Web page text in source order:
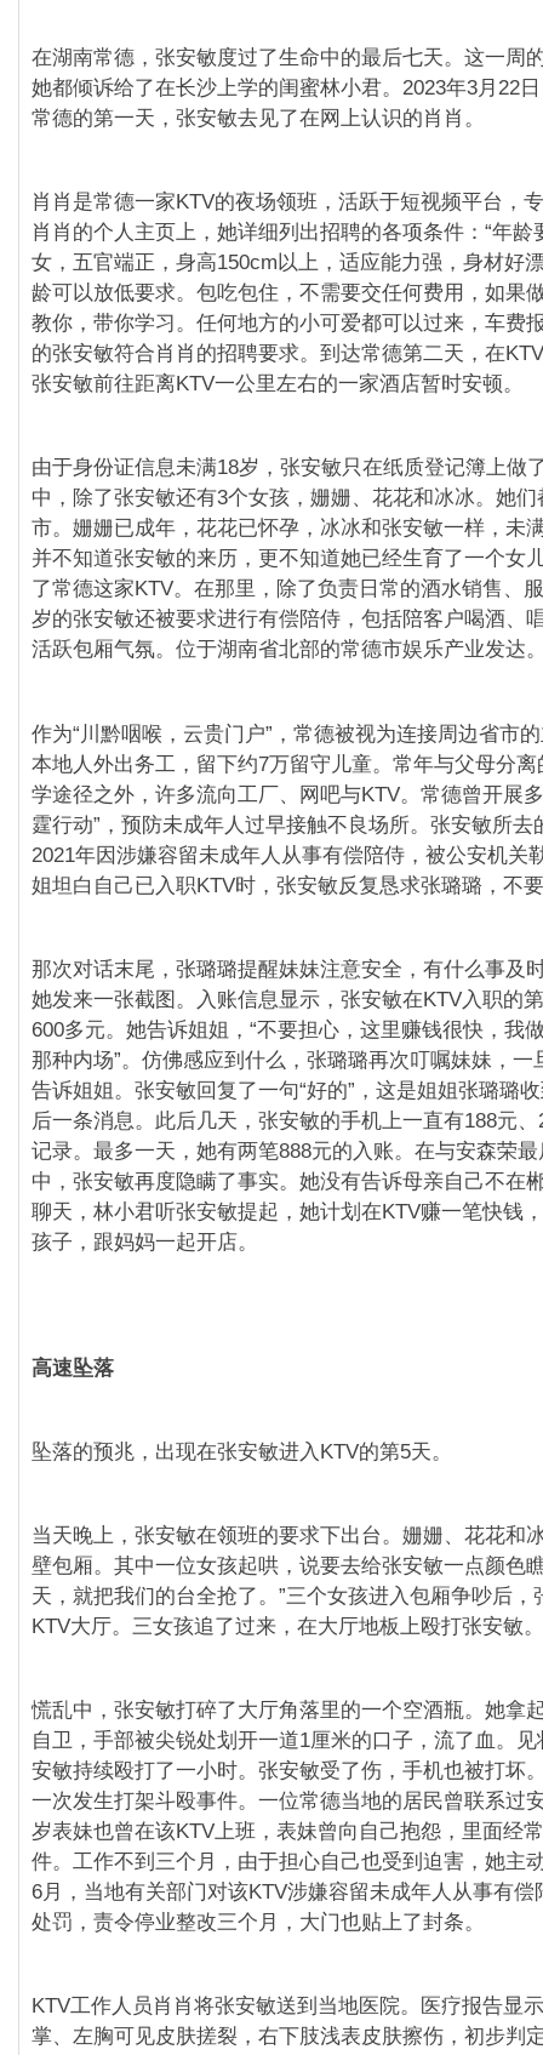
在湖南常德，张安敏度过了生命中的最后七天。这一周
她都倾诉给了在长沙上学的闺蜜林小君。2023年3月22
常德的第一天，张安敏去见了在网上认识的肖肖。
肖肖是常德一家KTV的夜场领班，活跃于短视频平台，
肖肖的个人主页上，她详细列出招聘的各项条件：“年龄
女，五官端正，身高150cm以上，适应能力强，身材好
龄可以放低要求。包吃包住，不需要交任何费用，如果
教你，带你学习。任何地方的小可爱都可以过来，车费
的张安敏符合肖肖的招聘要求。到达常德第二天，在
张安敏前往距离KTV一公里左右的一家酒店暂时安顿。
由于身份证信息未满18岁，张安敏只在纸质登记簿上做
中，除了张安敏还有3个女孩，姗姗、花花和冰冰。她
市。姗姗已成年，花花已怀孕，冰冰和张安敏一样，未
并不知道张安敏的来历，更不知道她已经生育了一个女
了常德这家KTV。在那里，除了负责日常的酒水销售、
岁的张安敏还被要求进行有偿陪侍，包括陪客户喝酒、
活跃包厢气氛。位于湖南省北部的常德市娱乐产业发达
作为“川黔咽喉，云贵门户”，常德被视为连接周边省市
本地人外出务工，留下约7万留守儿童。常年与父母分
学途径之外，许多流向工厂、网吧与KTV。常德曾开展
霆行动”，预防未成年人过早接触不良场所。张安敏所去
2021年因涉嫌容留未成年人从事有偿陪侍，被公安机关
姐坦白自己已入职KTV时，张安敏反复恳求张璐璐，不
那次对话末尾，张璐璐提醒妹妹注意安全，有什么事及
她发来一张截图。入账信息显示，张安敏在KTV入职的
600多元。她告诉姐姐，“不要担心，这里赚钱很快，我
那种内场”。仿佛感应到什么，张璐璐再次叮嘱妹妹，一
告诉姐姐。张安敏回复了一句“好的”，这是姐姐张璐璐
后一条消息。此后几天，张安敏的手机上一直有188元
记录。最多一天，她有两笔888元的入账。在与安森荣
中，张安敏再度隐瞒了事实。她没有告诉母亲自己不在
聊天，林小君听张安敏提起，她计划在KTV赚一笔快钱
孩子，跟妈妈一起开店。
高速坠落
坠落的预兆，出现在张安敏进入KTV的第5天。
当天晚上，张安敏在领班的要求下出台。姗姗、花花和
壁包厢。其中一位女孩起哄，说要去给张安敏一点颜色
天，就把我们的台全抢了。”三个女孩进入包厢争吵后，
KTV大厅。三女孩追了过来，在大厅地板上殴打张安敏。
慌乱中，张安敏打碎了大厅角落里的一个空酒瓶。她拿
自卫，手部被尖锐处划开一道1厘米的口子，流了血。
安敏持续殴打了一小时。张安敏受了伤，手机也被打坏
一次发生打架斗殴事件。一位常德当地的居民曾联系过
岁表妹也曾在该KTV上班，表妹曾向自己抱怨，里面经
件。工作不到三个月，由于担心自己也受到迫害，她主
6月，当地有关部门对该KTV涉嫌容留未成年人从事有偿
处罚，责令停业整改三个月，大门也贴上了封条。
KTV工作人员肖肖将张安敏送到当地医院。医疗报告显
掌、左胸可见皮肤搓裂，右下肢浅表皮肤擦伤，初步判